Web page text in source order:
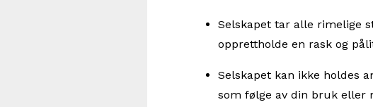
Selskapet tar alle rimelige
opprettholde en rask og
Selskapet kan ikke holdes
som følge av din bruk eller